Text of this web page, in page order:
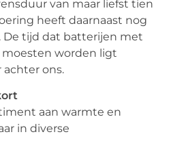
van maar liefst tien
heeft daarnaast nog
De tijd dat batterijen met
worden ligt
ons.
aan warmte en
in diverse